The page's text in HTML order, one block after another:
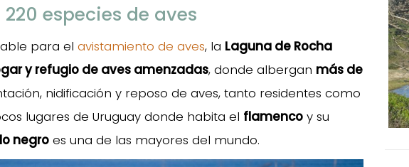
especies de aves
para el avistamiento de aves, la Laguna de Rocha
y refugio de aves amenzadas, donde albergan más de
nidificación y reposo de aves, tanto residentes como
lugares de Uruguay donde habita el flamenco y su
negro es una de las mayores del mundo.